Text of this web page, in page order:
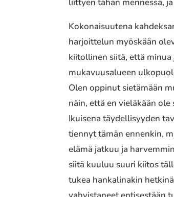
liittyen tähän mennessä,
Kokonaisuutena
harjoittelun myöskään
kiitollinen siitä, että
mukavuusalueen
Olen oppinut sietämään
näin, että en vieläkään
Ikuisena täydellisyyden
tiennyt tämän ennenkin,
elämä jatkuu ja
siitä kuuluu suuri kiitos
tukea hankalinakin